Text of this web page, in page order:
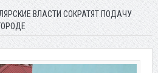
ВЛАСТИ СОКРАТЯТ ПОДАЧУ